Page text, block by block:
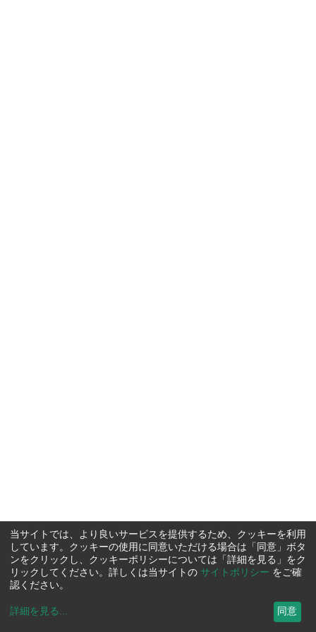
当サイトでは、より良いサービスを提供するため、クッキーを利用
しています。クッキーの使用に同意いただける場合は「同意」ボタ
ンをクリックし、クッキーポリシーについては「詳細を見る」をク
リックしてください。詳しくは当サイトの サイトポリシー をご確
認ください。
詳細を見る ... 同意